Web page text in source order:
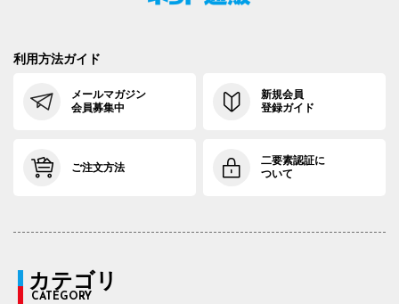
利用方法ガイド
メールマガジン
会員募集中
新規会員
登録ガイド
ご注文方法
二要素認証に
ついて
カテゴリ
CATEGORY